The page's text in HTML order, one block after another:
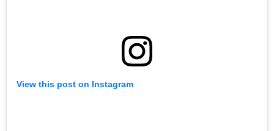
View this post on Instagram